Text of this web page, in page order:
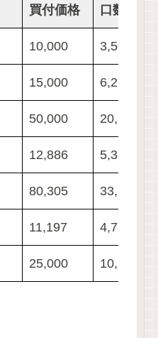
買付価格 口数
10,000 3,502
15,000 6,225
50,000 20,889
12,886 5,384
80,305 33,505
11,197 4,711
25,000 10,589